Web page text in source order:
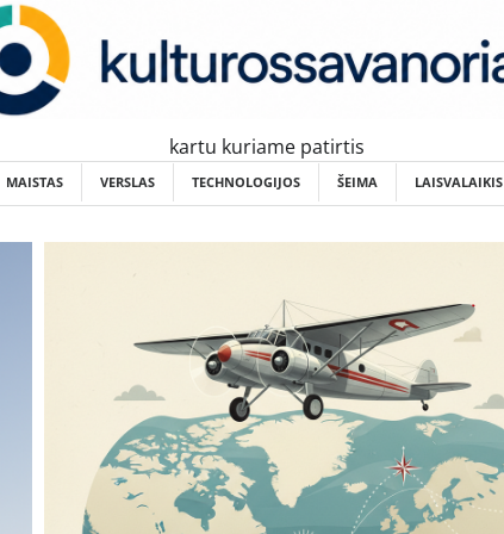
kartu kuriame patirtis
MAISTAS VERSLAS TECHNOLOGIJOS ŠEIMA LAISVALAIKIS